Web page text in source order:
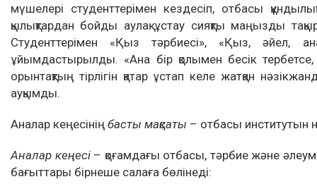
мүшелері студенттерімен кездесіп, отбасы
қылықтардан бойды аулақ ұстау сияқты маңызды
Студенттерімен «Қыз тәрбиесі», «Қыз, әйел,
ұйымдастырылды. «Ана бір қолымен бесік
орынтақтың тірлігін қатар ұстап келе жатқан
ауқымды.
Аналар кеңесінің басты мақсаты – отбасы институтын
Аналар кеңесі– қоғамдағы отбасы, тәрбие және
бағыттары бірнеше салаға бөлінеді: